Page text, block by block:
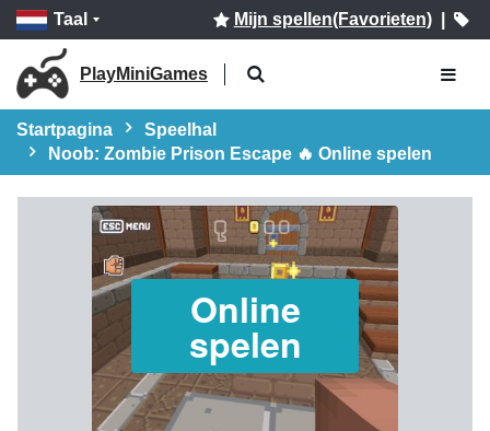
Taal Mijn spellen(Favorieten)|
PlayMiniGames
Startpagina
Speelhal
Noob: Zombie Prison Escape 🔥 Online spelen
Online
spelen